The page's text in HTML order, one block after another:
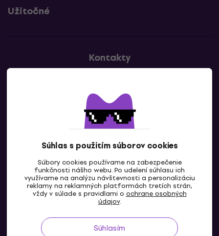
Súhlas s použitím súborov cookies
Súbory cookies používame na zabezpečenie
funkčnosti nášho webu. Po udelení súhlasu ich
využívame na analýzu návštevnosti a personalizáciu
reklamy na reklamných platformách tretích strán,
vždy v súlade s pravidlami o ochrane osobných
údajov.
Súhlasím
Užitočné
Kontakty
SK